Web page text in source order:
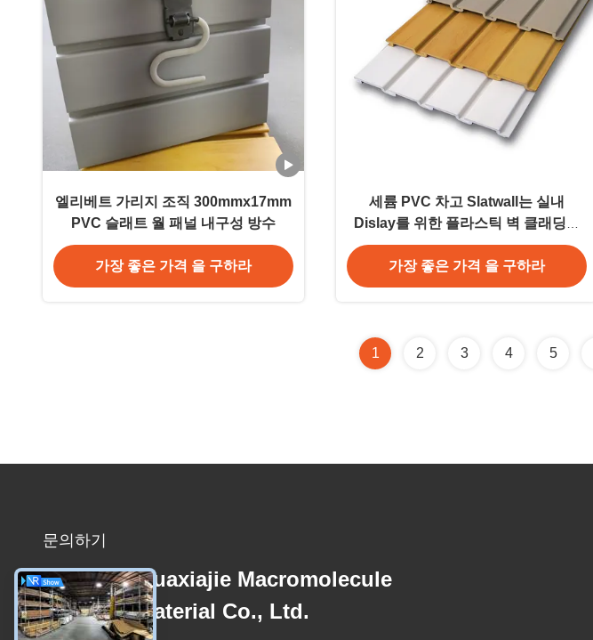
엘리베트 가리지 조직 300mmx17mm
PVC 슬래트 월 패널 내구성 방수
가장 좋은 가격 을 구하라
세륨 PVC 차고 Slatwall는 실내
Dislay를 위한 플라스틱 벽 클래딩을
깝니다
가장 좋은 가격 을 구하라
1 2 3 4 5
문의하기
Zhejiang Huaxiajie Macromolecule
Building Material Co., Ltd.